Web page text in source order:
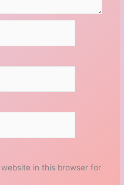
in this browser for